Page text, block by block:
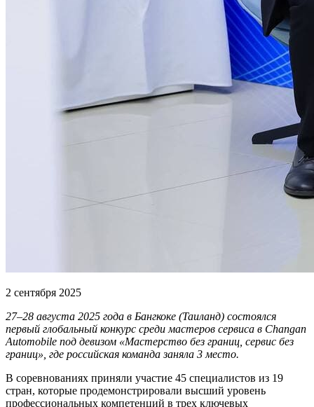
2 сентября 2025
27–28 августа 2025 года в Бангкоке (Таиланд) состоялся
первый глобальный конкурс среди мастеров сервиса в Changan
Automobile под девизом «Мастерство без границ, сервис без
границ», где российская команда заняла 3 место.
В соревнованиях приняли участие 45 специалистов из 19
стран, которые продемонстрировали высший уровень
профессиональных компетенций в трех ключевых